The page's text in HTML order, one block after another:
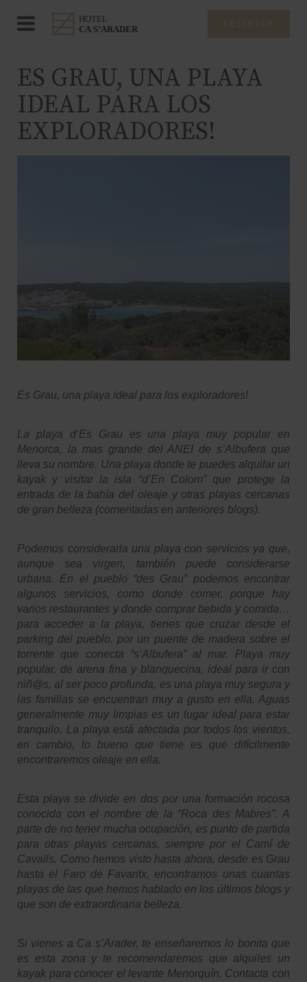
ES GRAU, UNA PLAYA
IDEAL PARA LOS
EXPLORADORES!
Es Grau, una playa ideal para los exploradores!
La playa d’Es Grau es una playa muy popular en
Menorca, la mas grande del ANEI de s’Albufera que
lleva su nombre. Una playa donde te puedes alquilar un
kayak y visitar la isla “d’En Colom” que protege la
entrada de la bahía del oleaje y otras playas cercanas
de gran belleza (comentadas en anteriores blogs).
Podemos considerarla una playa con servicios ya que,
aunque sea virgen, también puede considerarse
urbana. En el pueblo “des Grau” podemos encontrar
algunos servicios, como donde comer, porque hay
varios restaurantes y donde comprar bebida y comida…
para acceder a la playa, tienes que cruzar desde el
parking del pueblo, por un puente de madera sobre el
torrente que conecta “s’Albufera” al mar. Playa muy
popular, de arena fina y blanquecina, ideal para ir con
niñ@s, al ser poco profunda, es una playa muy segura y
las familias se encuentran muy a gusto en ella. Aguas
generalmente muy limpias es un lugar ideal para estar
tranquilo. La playa está afectada por todos los vientos,
en cambio, lo bueno que tiene es que difícilmente
encontraremos oleaje en ella.
Esta playa se divide en dos por una formación rocosa
conocida con el nombre de la “Roca des Mabres”. A
parte de no tener mucha ocupación, es punto de partida
para otras playas cercanas, siempre por el Camí de
Cavalls. Como hemos visto hasta ahora, desde es Grau
hasta el Faro de Favaritx, encontramos unas cuantas
playas de las que hemos hablado en los últimos blogs y
que son de extraordinaria belleza.
Si vienes a Ca s’Arader, te enseñaremos lo bonita que
es esta zona y te recomendaremos que alquiles un
kayak para conocer el levante Menorquín. Contacta con